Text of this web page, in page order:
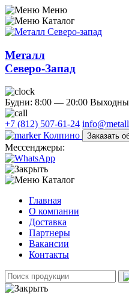
Меню
Каталог
Металл
Северо-Запад
Будни: 8:00 — 20:00
+7 (812) 507-61-24
Колпино
Заказать
Мессенджеры:
Каталог
Главная
О компании
Доставка
Партнеры
Вакансии
Контакты